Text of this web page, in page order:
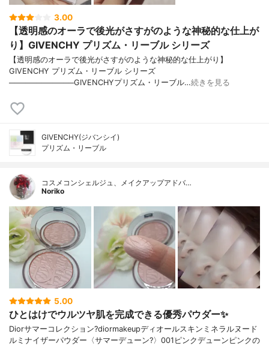
3.00
【透明感のオーラで後光がさすがのような神秘的な仕上が
り】GIVENCHY プリズム・リーブル シリーズ
【透明感のオーラで後光がさすがのような神秘的な仕上がり】
GIVENCHY プリズム・リーブル シリーズ
────────────GIVENCHYプリズム・リーブル…続きを見る
GIVENCHY(ジバンシイ)
プリズム・リーブル
コスメコンシェルジュ、メイクアップアドバ…
Noriko
5.00
ひとはけでウルツヤ肌を完成できる優秀パウダー✨
Diorサマーコレクション?diormakeupディオールスキンミネラルヌード
ルミナイザーパウダー〈サマーデューン?️〉001ピンクデューンピンクの